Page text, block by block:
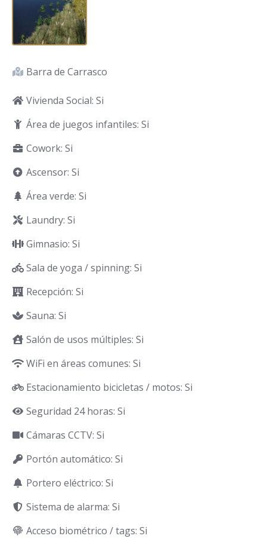
Barra de Carrasco
Vivienda Social: Si
Área de juegos infantiles: Si
Cowork: Si
Ascensor: Si
Área verde: Si
Laundry: Si
Gimnasio: Si
Sala de yoga / spinning: Si
Recepción: Si
Sauna: Si
Salón de usos múltiples: Si
WiFi en áreas comunes: Si
Estacionamiento bicicletas / motos: Si
Seguridad 24 horas: Si
Cámaras CCTV: Si
Portón automático: Si
Portero eléctrico: Si
Sistema de alarma: Si
Acceso biométrico / tags: Si